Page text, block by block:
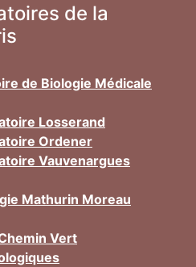
de la
de Biologie Médicale
Losserand
Ordener
Vauvenargues
Mathurin Moreau
Vert